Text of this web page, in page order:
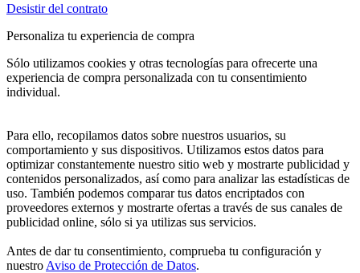
Desistir del contrato
Personaliza tu experiencia de compra
Sólo utilizamos cookies y otras tecnologías para ofrecerte una
experiencia de compra personalizada con tu consentimiento
individual.
Para ello, recopilamos datos sobre nuestros usuarios, su
comportamiento y sus dispositivos. Utilizamos estos datos para
optimizar constantemente nuestro sitio web y mostrarte publicidad y
contenidos personalizados, así como para analizar las estadísticas de
uso. También podemos comparar tus datos encriptados con
proveedores externos y mostrarte ofertas a través de sus canales de
publicidad online, sólo si ya utilizas sus servicios.
Antes de dar tu consentimiento, comprueba tu configuración y
nuestro Aviso de Protección de Datos.